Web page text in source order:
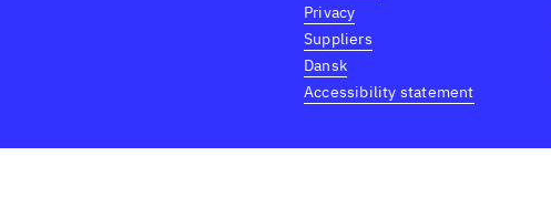
Privacy
Suppliers
Dansk
Accessibility statement